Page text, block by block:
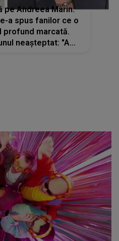
pe Andreea Marin:
a spus fanilor ce o
profund marcată.
neașteptat: "Am